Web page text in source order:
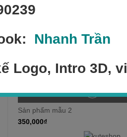
Sản phẩm mẫu 2
350,000₫
Nhanh Trần
Logo, Intro 3D,